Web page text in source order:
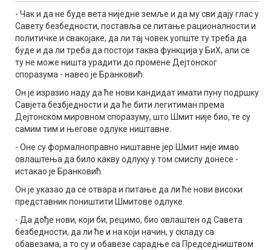
- Чак и да не буде вета ниједне земље и да му сви дају глас у
Савету безбедности, поставља се питање рационалности и
политичке и свакојаке, да ли тај човек уопште ту треба да
буде и да ли треба да постоји таква функција у БиХ, али се
ту не може ништа урадити до промене Дејтонског
споразума - навео је Бранковић.
Он је изразио наду да ће нови кандидат имати пуну подршку
Савјета безбједности и да ће бити легитиман према
Дејтонском мировном споразуму, што Шмит није био, те су
самим тим и његове одлуке ништавне.
- Оне су формалноправно ништавне јер Шмит није имао
овлаштења да било какву одлуку у том смислу донесе -
истакао је Бранковић.
Он је указао да се отвара и питање да ли ће нови високи
представник поништити Шмитове одлуке.
- Да дође нови, који би, рецимо, био овлаштен од Савета
безбедности, да ли ће и на који начин, у складу са
обавезама, а то су и обавезе сарадње са Председништвом